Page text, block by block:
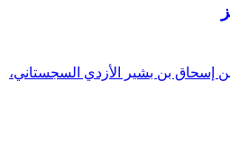
إسحاق بن بشير الأزدي السجستاني،